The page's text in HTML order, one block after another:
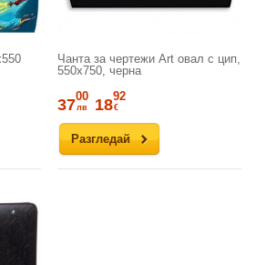
Чанта за чертежи Art овал с цип,
550x750, черна
Разгледай
3700
лв 1892
€